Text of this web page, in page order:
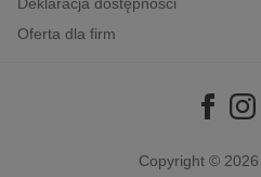
Oferta dla firm
Copyright © 2026